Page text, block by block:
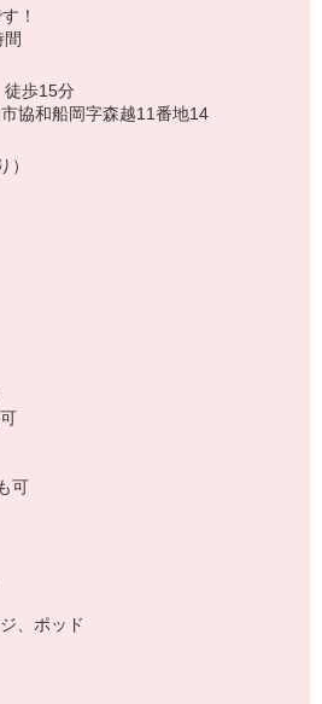
！
徒歩15分
協和船岡字森越11番地14
）
可
、ポッド